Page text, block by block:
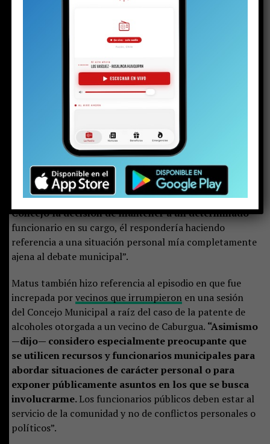
afectado gravemente el respeto institucional que
debe existir entre autoridades y el ejercicio de mi
conductas que considero impropias de
quien ejerce el cargo de alcalde, particularmente cuando
En la misma línea, la concejala republicana agregó:
“Entre los hechos que motivan esta presentación se
encuentra una conversación en la que el alcalde, a
mi juicio, intentó inhibir el ejercicio de mi función
fiscalizadora al señalarme que, si yo abordaba en el
Concejo la decisión de mantener a un determinado
funcionario en su cargo, él respondería haciendo
referencia a una situación personal mía completamente
ajena al debate municipal”.
Matus también hizo referencia al episodio en que fue
increpada porvecinos que irrumpieronen una sesión
del Concejo Municipal a raíz del caso de la patente de
alcoholes otorgada a un vecino de Caburgua. “Asimismo
—dijo— considero especialmente preocupante que
se utilicen recursos y funcionarios municipales para
abordar situaciones de carácter personal o para
exponer públicamente asuntos en los que se busca
involucrarme.Los funcionarios públicos deben estar al
servicio de la comunidad y no de conflictos personales o
políticos”.